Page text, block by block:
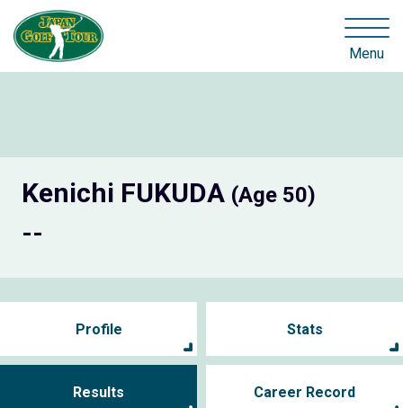
Menu
Kenichi FUKUDA (Age 50)
--
Profile Stats
Results Career Record